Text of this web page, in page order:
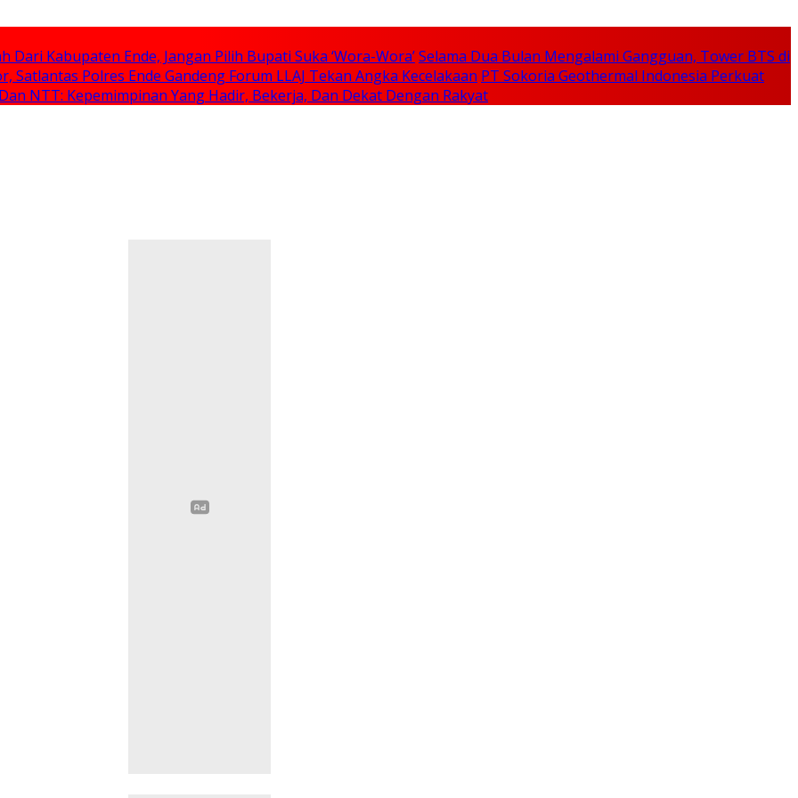
Kabupaten Ende, Jangan Pilih Bupati Suka ‘Wora-Wora’Selama Dua Bulan Mengalami Gangguan, Tower BTS di
Satlantas Polres Ende Gandeng Forum LLAJ Tekan Angka Kecelakaan PT Sokoria Geothermal Indonesia Perkuat
NTT: Kepemimpinan Yang Hadir, Bekerja, Dan Dekat Dengan Rakyat